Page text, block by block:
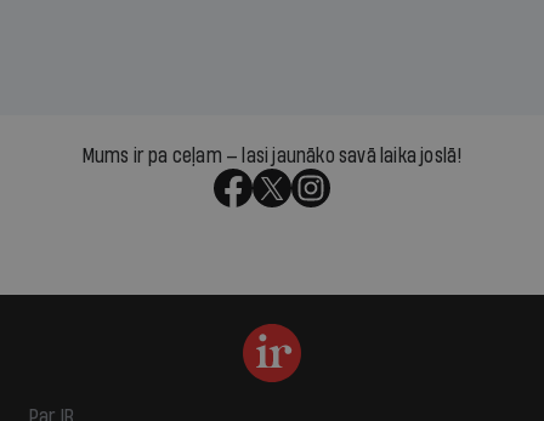
Mums ir pa ceļam — lasi jaunāko savā laika joslā!
Par IR